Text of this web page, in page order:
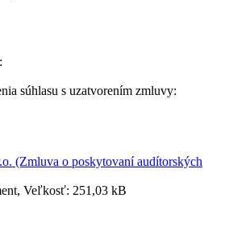
súhlasu s uzatvorením zmluvy:
(Zmluva o poskytovaní audítorských
Veľkosť: 251,03 kB